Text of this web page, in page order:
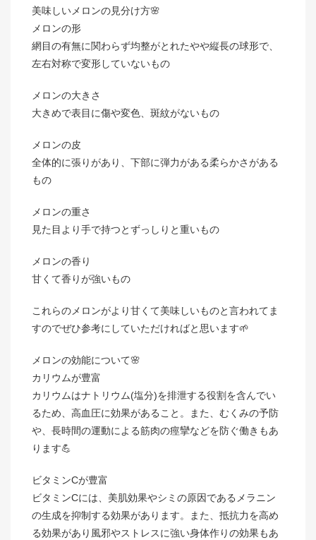
美味しいメロンの見分け方🌸
メロンの形
網目の有無に関わらず均整がとれたやや縦長の球形で、
左右対称で変形していないもの
メロンの大きさ
大きめで表目に傷や変色、斑紋がないもの
メロンの皮
全体的に張りがあり、下部に弾力がある柔らかさがある
もの
メロンの重さ
見た目より手で持つとずっしりと重いもの
メロンの香り
甘くて香りが強いもの
これらのメロンがより甘くて美味しいものと言われてま
すのでぜひ参考にしていただければと思います🌱
メロンの効能について🌸
カリウムが豊富
カリウムはナトリウム(塩分)を排泄する役割を含んでい
るため、高血圧に効果があること。また、むくみの予防
や、長時間の運動による筋肉の痙攣などを防ぐ働きもあ
ります💪
ビタミンCが豊富
ビタミンCには、美肌効果やシミの原因であるメラニン
の生成を抑制する効果があります。また、抵抗力を高め
る効果があり風邪やストレスに強い身体作りの効果もあ